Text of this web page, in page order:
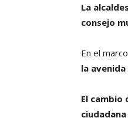
La
consejo
En el
la
El cambio
ciudadana